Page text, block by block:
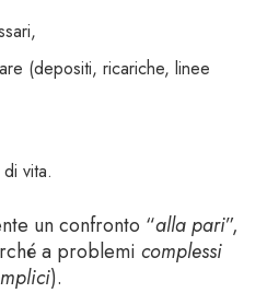
(depositi, ricariche, linee
vita.
un confronto “alla pari”,
a problemi complessi
).